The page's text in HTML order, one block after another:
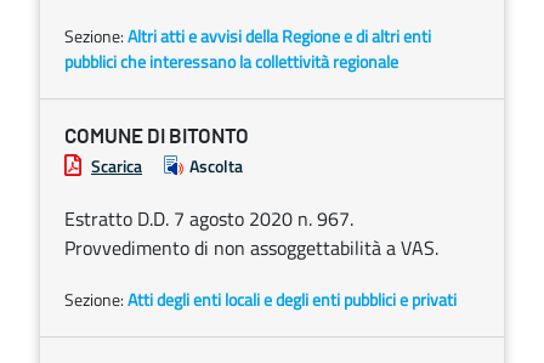
Sezione:Altri atti e avvisi della Regione e di altri enti
pubblici che interessano la collettività regionale
COMUNE DI BITONTO
Scarica Ascolta
Estratto D.D. 7 agosto 2020 n. 967.
Provvedimento di non assoggettabilità a VAS.
Sezione:Atti degli enti locali e degli enti pubblici e privati